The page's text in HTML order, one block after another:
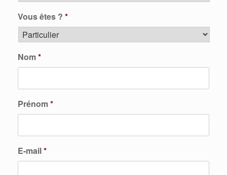
Vous êtes ? *
Nom*
Prénom*
E-mail*